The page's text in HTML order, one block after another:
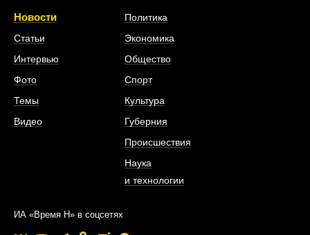
Новости
Статьи
Интервью
Фото
Темы
Видео
Политика
Экономика
Общество
Спорт
Культура
Губерния
Происшествия
Наука
и технологии
ИА «Время Н» в соцсетях